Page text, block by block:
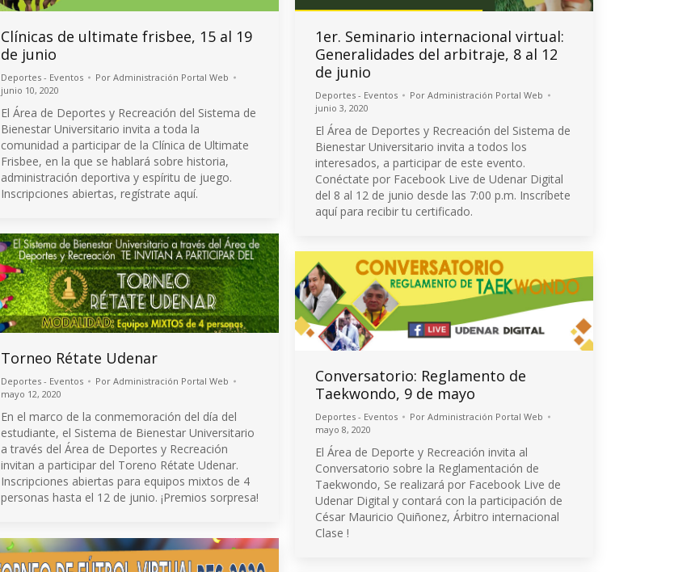
Clínicas de ultimate frisbee, 15 al 19
de junio
Deportes - Eventos Por Administración Portal Web
junio 10, 2020
El Área de Deportes y Recreación del Sistema de
Bienestar Universitario invita a toda la
comunidad a participar de la Clínica de Ultimate
Frisbee, en la que se hablará sobre historia,
administración deportiva y espíritu de juego.
Inscripciones abiertas, regístrate aquí.
1er. Seminario internacional virtual:
Generalidades del arbitraje, 8 al 12
de junio
Deportes - Eventos Por Administración Portal Web
junio 3, 2020
El Área de Deportes y Recreación del Sistema de
Bienestar Universitario invita a todos los
interesados, a participar de este evento.
Conéctate por Facebook Live de Udenar Digital
del 8 al 12 de junio desde las 7:00 p.m. Inscríbete
aquí para recibir tu certificado.
Torneo Rétate Udenar
Deportes - Eventos Por Administración Portal Web
mayo 12, 2020
En el marco de la conmemoración del día del
estudiante, el Sistema de Bienestar Universitario
a través del Área de Deportes y Recreación
invitan a participar del Toreno Rétate Udenar.
Inscripciones abiertas para equipos mixtos de 4
personas hasta el 12 de junio. ¡Premios sorpresa!
Conversatorio: Reglamento de
Taekwondo, 9 de mayo
Deportes - Eventos Por Administración Portal Web
mayo 8, 2020
El Área de Deporte y Recreación invita al
Conversatorio sobre la Reglamentación de
Taekwondo, Se realizará por Facebook Live de
Udenar Digital y contará con la participación de
César Mauricio Quiñonez, Árbitro internacional
Clase !